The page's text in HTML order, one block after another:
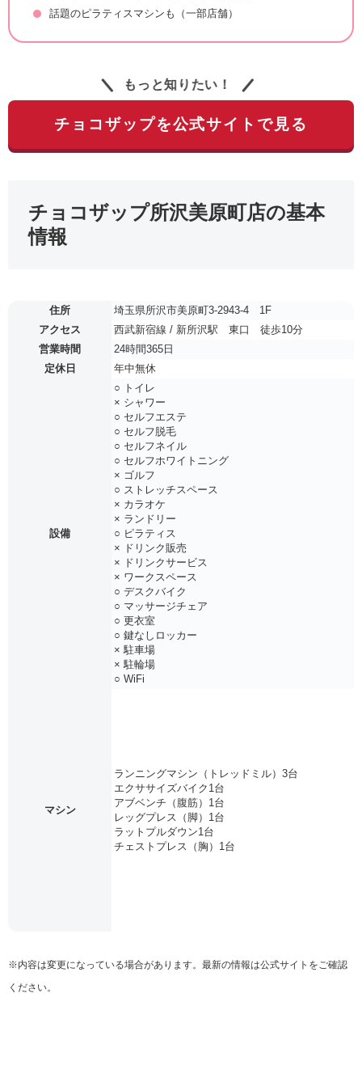
話題のピラティスマシンも（一部店舗）
もっと知りたい！
チョコザップを公式サイトで見る
チョコザップ所沢美原町店の基本
情報
住所
埼玉県所沢市美原町3-2943-4 1F
アクセス
西武新宿線 / 新所沢駅 東口 徒歩10分
営業時間
24時間365日
定休日
年中無休
設備
○ トイレ
× シャワー
○ セルフエステ
○ セルフ脱毛
○ セルフネイル
○ セルフホワイトニング
× ゴルフ
○ ストレッチスペース
× カラオケ
× ランドリー
○ ピラティス
× ドリンク販売
× ドリンクサービス
× ワークスペース
○ デスクバイク
○ マッサージチェア
○ 更衣室
○ 鍵なしロッカー
× 駐車場
× 駐輪場
○ WiFi
マシン
ランニングマシン（トレッドミル）3台
エクササイズバイク1台
アブベンチ（腹筋）1台
レッグプレス（脚）1台
ラットプルダウン1台
チェストプレス（胸）1台
※内容は変更になっている場合があります。最新の情報は公式サイトをご確認
ください。